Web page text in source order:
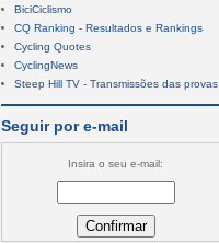
BiciCiclismo
CQ Ranking - Resultados e Rankings
Cycling Quotes
CyclingNews
Steep Hill TV - Transmissões das provas
Seguir por e-mail
Insira o seu e-mail: